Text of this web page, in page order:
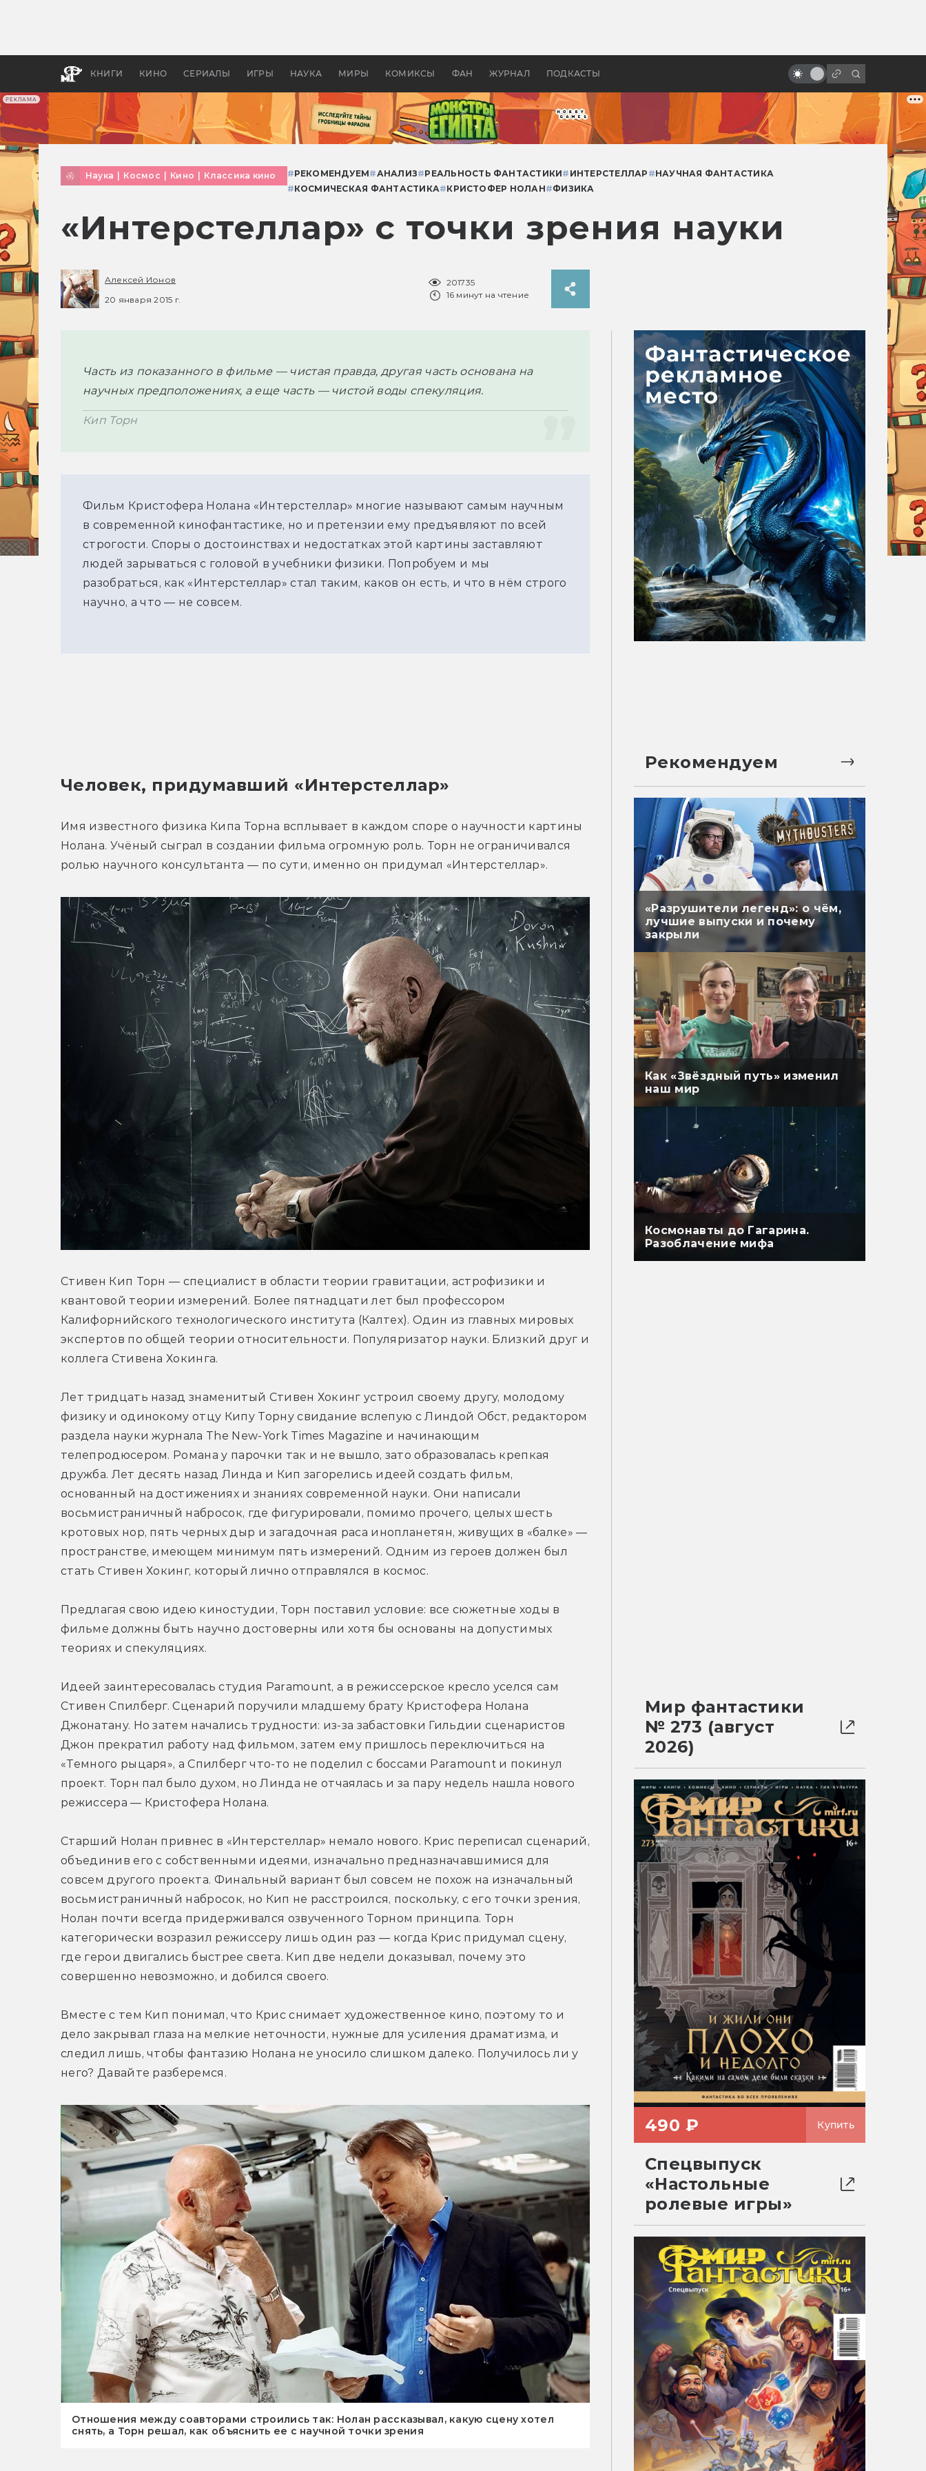
РЕКЛАМА
КНИГИ КИНО СЕРИАЛЫ ИГРЫ НАУКА МИРЫ КОМИКСЫ ФАН ЖУРНАЛ ПОДКАСТЫ
бы «Властелина колец»
Древней Грецией
Silent Hill
Наука Космос Кино Классика кино #РЕКОМЕНДУЕМ#АНАЛИЗ#РЕАЛЬНОСТЬ ФАНТАСТИКИ# ИНТЕРСТЕЛЛАР #НАУЧНАЯ ФАНТАСТИКА
#КОСМИЧЕСКАЯ ФАНТАСТИКА#КРИСТОФЕР НОЛАН#ФИЗИКА
«Интерстеллар» с точки зрения науки
Алексей Ионов
20 января 2015 г.
201735
16 минут на чтение
Часть из показанного в фильме — чистая правда, другая часть основана на
научных предположениях, а еще часть — чистой воды спекуляция.
Кип Торн
Фильм Кристофера Нолана «Интерстеллар» многие называют самым научным
в современной кинофантастике, но и претензии ему предъявляют по всей
строгости. Споры о достоинствах и недостатках этой картины заставляют
людей зарываться с головой в учебники физики. Попробуем и мы
разобраться, как «Интерстеллар» стал таким, каков он есть, и что в нём строго
научно, а что — не совсем.
Человек, придумавший «Интерстеллар»
Имя известного физика Кипа Торна всплывает в каждом споре о научности картины
Нолана. Учёный сыграл в создании фильма огромную роль. Торн не ограничивался
ролью научного консультанта — по сути, именно он придумал «Интерстеллар».
Стивен Кип Торн — специалист в области теории гравитации, астрофизики и
квантовой теории измерений. Более пятнадцати лет был профессором
Калифорнийского технологического института (Калтех). Один из главных мировых
экспертов по общей теории относительности. Популяризатор науки. Близкий друг и
коллега Стивена Хокинга.
Лет тридцать назад знаменитый Стивен Хокинг устроил своему другу, молодому
физику и одинокому отцу Кипу Торну свидание вслепую с Линдой Обст, редактором
раздела науки журнала The New-York Times Magazine и начинающим
телепродюсером. Романа у парочки так и не вышло, зато образовалась крепкая
дружба. Лет десять назад Линда и Кип загорелись идеей создать фильм,
основанный на достижениях и знаниях современной науки. Они написали
восьмистраничный набросок, где фигурировали, помимо прочего, целых шесть
кротовых нор, пять черных дыр и загадочная раса инопланетян, живущих в «балке» —
пространстве, имеющем минимум пять измерений. Одним из героев должен был
стать Стивен Хокинг, который лично отправлялся в космос.
Предлагая свою идею киностудии, Торн поставил условие: все сюжетные ходы в
фильме должны быть научно достоверны или хотя бы основаны на допустимых
теориях и спекуляциях.
Идеей заинтересовалась студия Paramount, а в режиссерское кресло уселся сам
Стивен Спилберг. Сценарий поручили младшему брату Кристофера Нолана
Джонатану. Но затем начались трудности: из-за забастовки Гильдии сценаристов
Джон прекратил работу над фильмом, затем ему пришлось переключиться на
«Темного рыцаря», а Спилберг что-то не поделил с боссами Paramount и покинул
проект. Торн пал было духом, но Линда не отчаялась и за пару недель нашла нового
режиссера — Кристофера Нолана.
Старший Нолан привнес в «Интерстеллар» немало нового. Крис переписал сценарий,
объединив его с собственными идеями, изначально предназначавшимися для
совсем другого проекта. Финальный вариант был совсем не похож на изначальный
восьмистраничный набросок, но Кип не расстроился, поскольку, с его точки зрения,
Нолан почти всегда придерживался озвученного Торном принципа. Торн
категорически возразил режиссеру лишь один раз — когда Крис придумал сцену,
где герои двигались быстрее света. Кип две недели доказывал, почему это
совершенно невозможно, и добился своего.
Вместе с тем Кип понимал, что Крис снимает художественное кино, поэтому то и
дело закрывал глаза на мелкие неточности, нужные для усиления драматизма, и
следил лишь, чтобы фантазию Нолана не уносило слишком далеко. Получилось ли у
него? Давайте разберемся.
Отношения между соавторами строились так: Нолан рассказывал, какую сцену хотел
снять, а Торн решал, как объяснить ее с научной точки зрения
Рекомендуем
«Разрушители легенд»: о чём,
лучшие выпуски и почему
закрыли
Как «Звёздный путь» изменил
наш мир
Космонавты до Гагарина.
Разоблачение мифа
Мир фантастики
№ 273 (август
2026)
490 ₽ Купить
Спецвыпуск
«Настольные
ролевые игры»